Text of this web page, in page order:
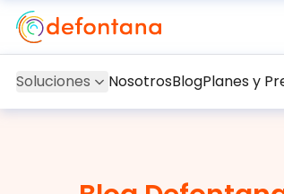
Soluciones NosotrosBlogPlanes y